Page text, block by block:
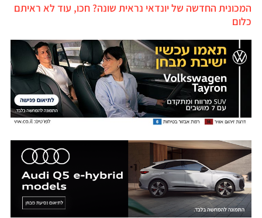
המכונית החדשה של יונדאי נראית שונה? חכו, עוד לא ראיתם
כלום